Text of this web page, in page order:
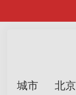
城市 北京